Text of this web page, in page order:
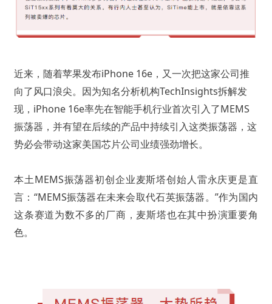
近来，随着苹果发布iPhone 16e，又一次把这家公司推
向了风口浪尖。因为知名分析机构TechInsights拆解发
现，iPhone 16e率先在智能手机行业首次引入了MEMS
振荡器，并有望在后续的产品中持续引入这类振荡器，这
势必会带动这家美国芯片公司业绩强劲增长。
本土MEMS振荡器初创企业麦斯塔创始人雷永庆更是直
言：“MEMS振荡器在未来会取代石英振荡器。”作为国内
这条赛道为数不多的厂商，麦斯塔也在其中扮演重要角
色。